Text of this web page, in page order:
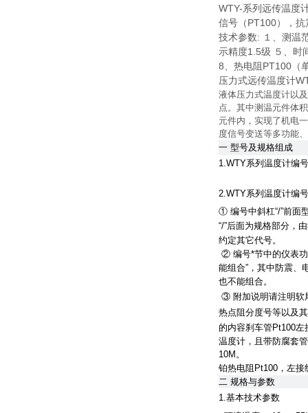
WTY-系列远传温度
信号（PT100），
技术参数: １、
示精度1.5级 ５
8、热电阻PT100（
压力式远传温度计
液体压力式温度计以
点。其中测温元件体
元件内，实现了机电
度信号变送等多功能
一 型号及规格组成
1.WTY系列温度计编
2.WTY系列温度计编
① 编号中斜杠“/”前面
“/”后面为规格部分，
约定其它代号。
② 编号*节中的仪表功
能组合”，其中防震、
也不能组合。
③ 附加说明请注明软
热点阻分度号等以及
的内容刹车管Pt100左
温度计，且带防腐套
10M。
铂热电阻Pt100，左接
二 规格与参数
1.基本技术参数